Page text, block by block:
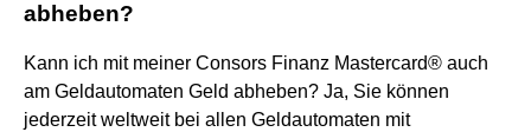
abheben?
Kann ich mit meiner Consors Finanz Mastercard® auch
am Geldautomaten Geld abheben? Ja, Sie können
jederzeit weltweit bei allen Geldautomaten mit